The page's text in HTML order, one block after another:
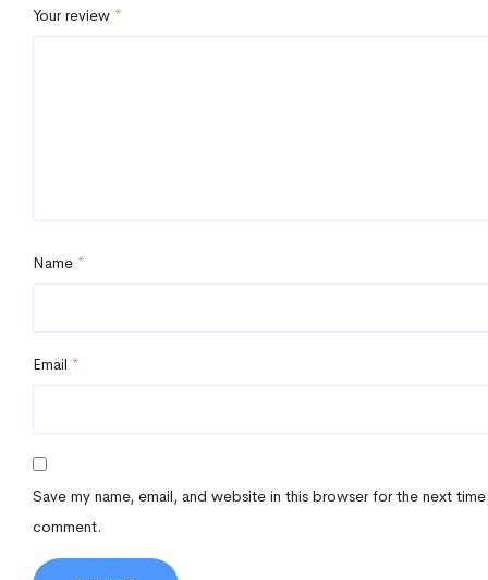
Your review *
Name *
Email *
Save my name, email, and website in this browser for the next
comment.